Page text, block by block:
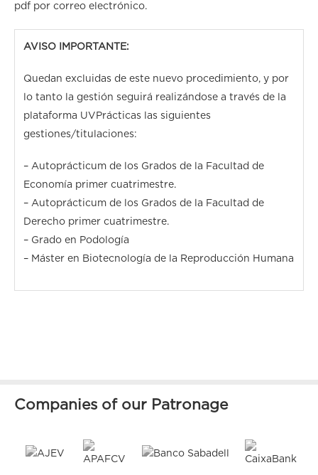
pdf por correo electrónico.
AVISO IMPORTANTE:
Quedan excluidas de este nuevo procedimiento, y por
lo tanto la gestión seguirá realizándose a través de la
plataforma UVPrácticas las siguientes
gestiones/titulaciones:
– Autoprácticum de los Grados de la Facultad de
Economía primer cuatrimestre.
– Autoprácticum de los Grados de la Facultad de
Derecho primer cuatrimestre.
– Grado en Podología
– Máster en Biotecnología de la Reproducción Humana
Companies of our Patronage